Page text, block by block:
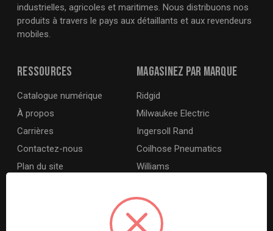
industrielles, agricoles et maritimes. Nous distribuons nos
produits à travers le pays aux détaillants et aux revendeurs
mobiles.
Magasinez par marque
Ridgid
Milwaukee Electric
Ingersoll Rand
Coilhose Pneumatics
Williams
Dewalt
MotoRad
Ressources
Catalogue numérique
À propos
Carrières
Contactez-nous
Plan du site